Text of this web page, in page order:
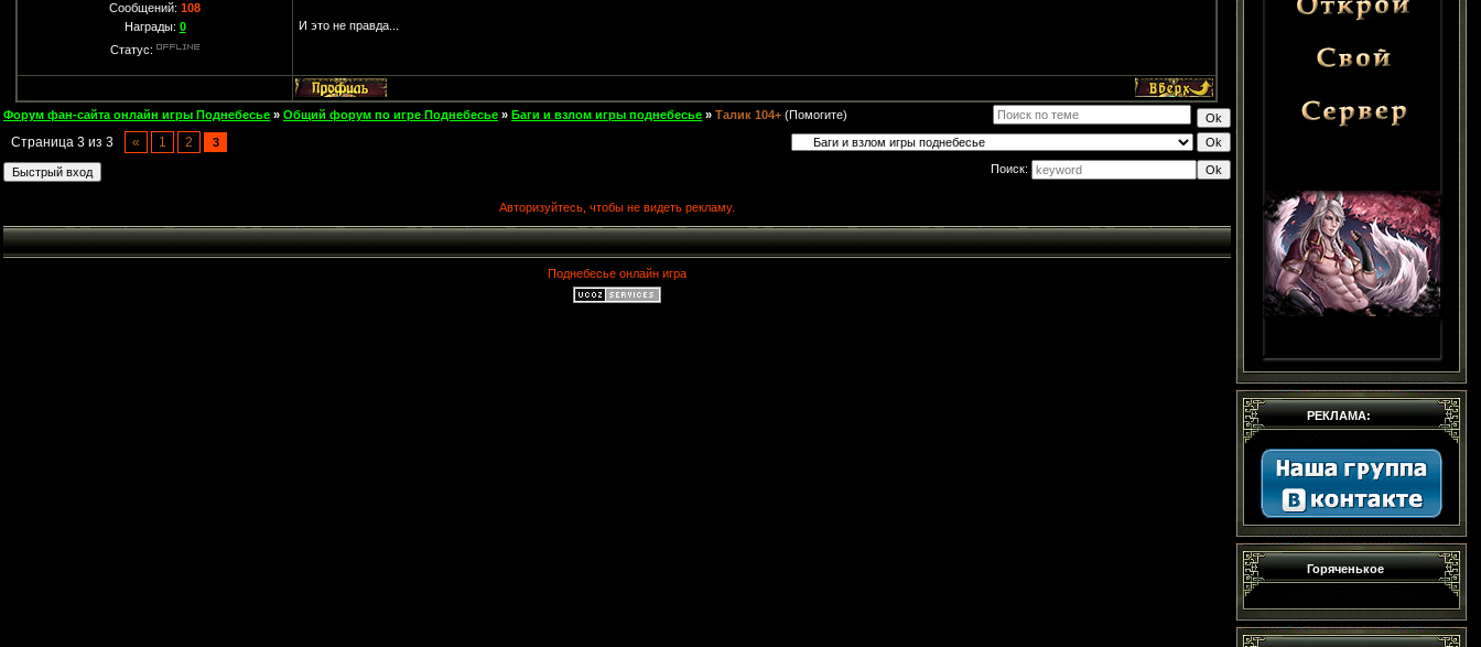
Сообщений:108
Награды: 0
Статус:
И это не правда...
Форум фан-сайта онлайн игры Поднебесье » Общий форум по игре Поднебесье » Баги и взлом игры поднебесье » Талик 104+ (Помогите)
Страница 3 из 3 « 1 2
3
Поиск:
Авторизуйтесь, чтобы не видеть рекламу.
Поднебесье онлайн игра
РЕКЛАМА:
Горяченькое